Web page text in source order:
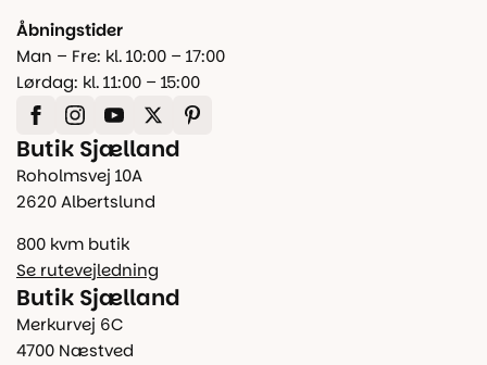
Åbningstider
Man – Fre: kl. 10:00 – 17:00
Lørdag: kl. 11:00 – 15:00
Butik Sjælland
Roholmsvej 10A
2620 Albertslund
800 kvm butik
Se rutevejledning
Butik Sjælland
Merkurvej 6C
4700 Næstved